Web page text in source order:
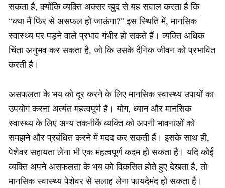
सकता है, क्योंकि व्यक्ति अक्सर खुद से यह सवाल करता है कि
“क्या मैं फिर से असफल हो जाऊंगा?” इस स्थिति में, मानसिक
स्वास्थ्य पर पड़ने वाले प्रभाव गंभीर हो सकते हैं। व्यक्ति अधिक
चिंता अनुभव कर सकता है, जो कि उसके दैनिक जीवन को प्रभावित
करती है।
असफलता के भय को दूर करने के लिए मानसिक स्वास्थ्य उपायों का
उपयोग करना अत्यंत महत्वपूर्ण है। योग, ध्यान और मानसिक
स्वास्थ्य के लिए अन्य तकनीकें व्यक्ति को अपनी भावनाओं को
समझने और प्रबंधित करने में मदद कर सकती हैं। इसके साथ ही,
पेशेवर सहायता लेना भी एक महत्वपूर्ण कदम हो सकता है। यदि कोई
व्यक्ति अपने असफलता के भय को विकसित होते हुए देखता है, तो
मानसिक स्वास्थ्य पेशेवर से सलाह लेना फायदेमंद हो सकता है।